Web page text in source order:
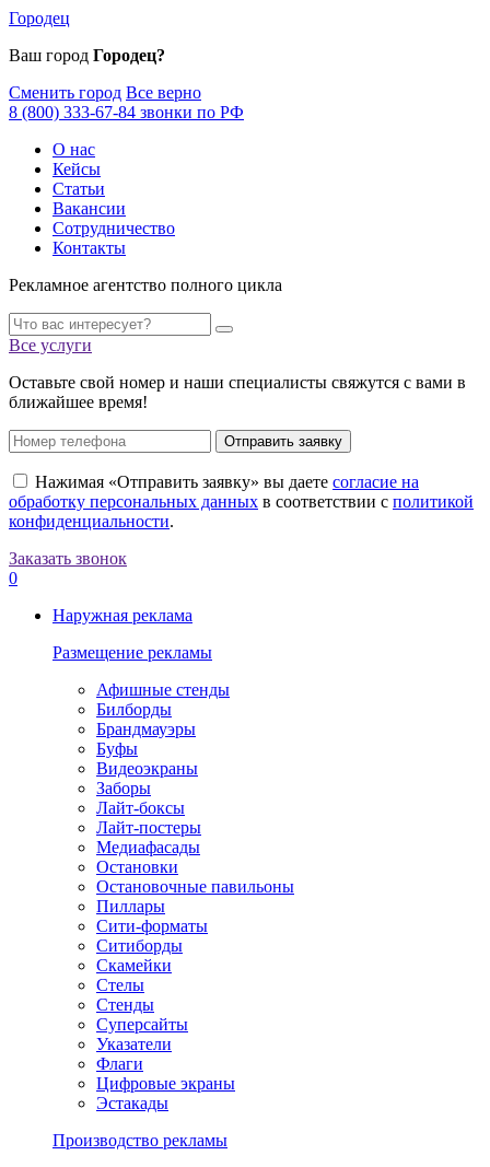
Городец
Ваш город Городец?
Сменить город Все верно
8 (800) 333-67-84 звонки по РФ
О нас
Кейсы
Статьи
Вакансии
Сотрудничество
Контакты
Рекламное агентство полного цикла
Все услуги
Оставьте свой номер и наши специалисты свяжутся с вами в
ближайшее время!
Отправить заявку
Нажимая «Отправить заявку» вы даете согласие на
обработку персональных данных в соответствии с политикой
конфиденциальности.
Заказать звонок
0
Наружная реклама
Размещение рекламы
Афишные стенды
Билборды
Брандмауэры
Буфы
Видеоэкраны
Заборы
Лайт-боксы
Лайт-постеры
Медиафасады
Остановки
Остановочные павильоны
Пиллары
Сити-форматы
Ситиборды
Скамейки
Стелы
Стенды
Суперсайты
Указатели
Флаги
Цифровые экраны
Эстакады
Производство рекламы